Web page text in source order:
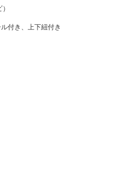
付き、上下紐付き